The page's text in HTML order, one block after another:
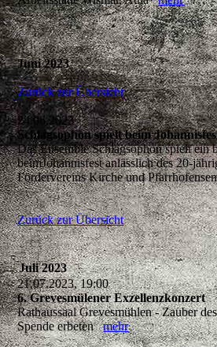
Juni 2023
Zurück zur Übersicht
24.06.2023
Schlagsophon spielt beim
Das Ensemble Schlagsophon spielt ein
beimJohannisfest anlässlich des 20-
Fördervereins Kirche und
Zurück zur Übersicht
Juli 2023
21.07.2023, 19:00
6. Grevesmülener Exzellenzkonzert
Rathaussaal Grevesmühlen - Zauber
Spende erbetenmehr